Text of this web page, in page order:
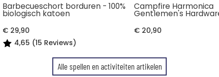
Barbecueschort borduren - 100%
biologisch katoen
€ 29,90
4,65 (15 Reviews)
Campfire Harmonica
Gentlemen's
€ 20,90
Alle spellen en activiteiten artikelen